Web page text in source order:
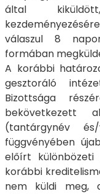
által
válaszul 8
formában
A korábbi
gesztoráló
Bizottsága
bekövetkezett
(tantárgynév
függvényében
előírt
korábbi
nem küldi meg,